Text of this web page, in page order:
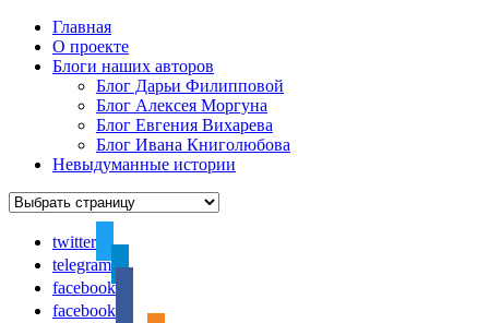
Главная
О проекте
Блоги наших авторов
Блог Дарьи Филипповой
Блог Алексея Моргуна
Блог Евгения Вихарева
Блог Ивана Книголюбова
Невыдуманные истории
twitter
telegram
facebook
facebook